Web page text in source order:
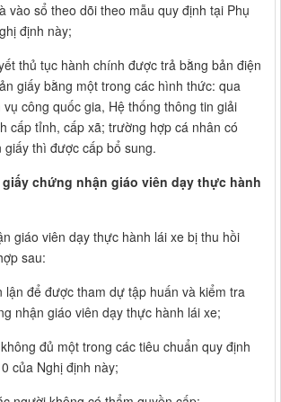
vào sổ theo dõi theo mẫu quy định tại Phụ
định này;
thủ tục hành chính được trả bằng bản điện
giấy bằng một trong các hình thức: qua
vụ công quốc gia, Hệ thống thông tin giải
cấp tỉnh, cấp xã; trường hợp cá nhân có
giấy thì được cấp bổ sung.
chứng nhận giáo viên dạy thực hành
giáo viên dạy thực hành lái xe bị thu hồi
sau:
lận để được tham dự tập huấn và kiểm tra
nhận giáo viên dạy thực hành lái xe;
đủ một trong các tiêu chuẩn quy định
của Nghị định này;